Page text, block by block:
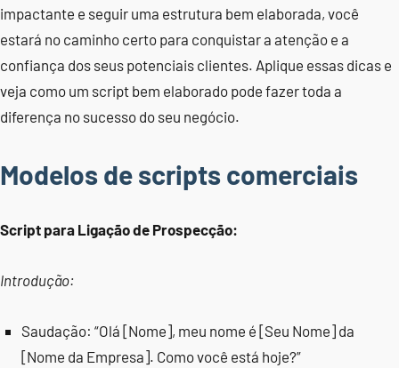
impactante e seguir uma estrutura bem elaborada, você
estará no caminho certo para conquistar a atenção e a
confiança dos seus potenciais clientes. Aplique essas dicas e
veja como um script bem elaborado pode fazer toda a
diferença no sucesso do seu negócio.
Modelos de scripts comerciais
Script para Ligação de Prospecção:
Introdução:
Saudação: “Olá [Nome], meu nome é [Seu Nome] da
[Nome da Empresa]. Como você está hoje?”